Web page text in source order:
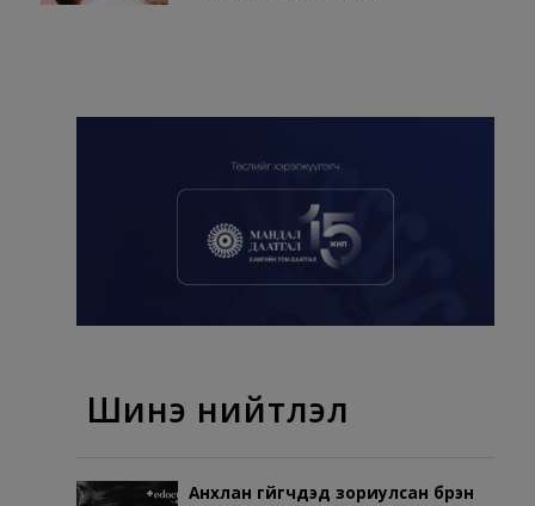
Шинэ нийтлэл
Анхлан гүйгчдэд зориулсан бүрэн